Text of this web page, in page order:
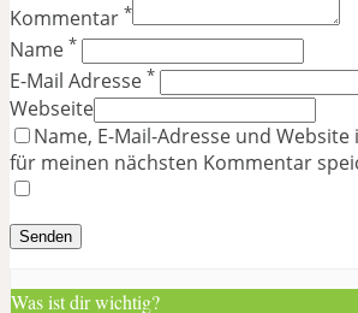
Kommentar *
Name *
E-Mail Adresse *
Webseite
Name, E-Mail-Adresse und
für meinen nächsten Kommentar
Was ist dir wichtig?